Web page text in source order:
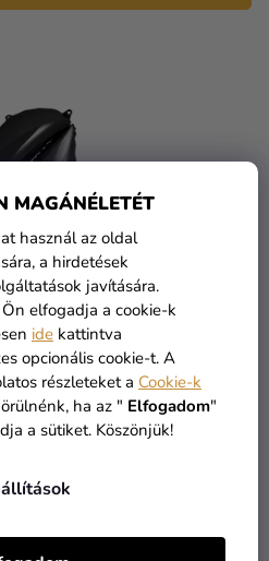
MAGÁNÉLETÉT
használ az oldal
a hirdetések
javítására.
elfogadja a cookie-k
ide kattintva
opcionális cookie-t. A
részleteket a Cookie-k
ha az " Elfogadom"
a sütiket. Köszönjük!
fólia lufi fekete 86 cm